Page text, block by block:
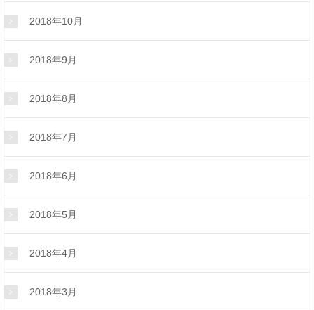
2018年10月
2018年9月
2018年8月
2018年7月
2018年6月
2018年5月
2018年4月
2018年3月